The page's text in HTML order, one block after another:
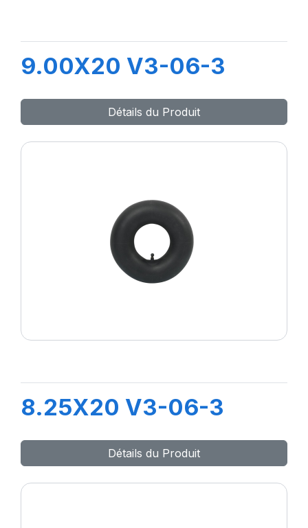
9.00X20 V3-06-3
Détails du Produit
8.25X20 V3-06-3
Détails du Produit